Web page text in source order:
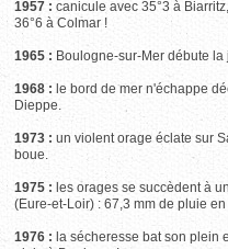
1957 : canicule avec 35°3 à
36°6 à Colmar !
1965 : Boulogne-sur-Mer débute la
1968 : le bord de mer n'échappe
Dieppe.
1973 : un violent orage éclate sur
boue.
1975 : les orages se succèdent à
(Eure-et-Loir) : 67,3 mm de pluie
1976 : la sécheresse bat son plein